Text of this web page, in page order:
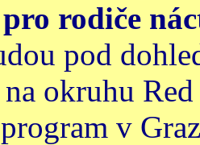
rodiče
pod
okruhu
v